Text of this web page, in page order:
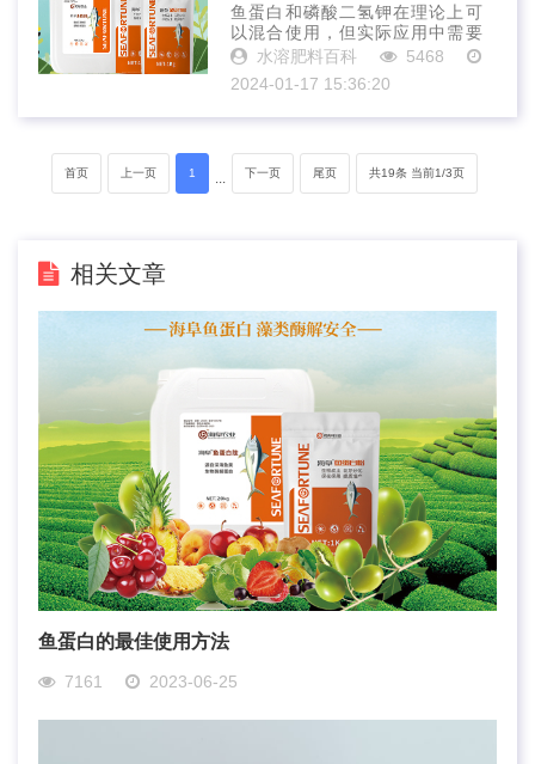
鱼蛋白和磷酸二氢钾在理论上可
以混合使用，但实际应用中需要
注意比例、浓度和其他因素。建
两种肥料，避免造成浪费或对植
物造成伤害。同时，对于具体的
水溶肥料百科
5468
2024-01-17 15:36:20
首页 上一页 1
···
下一页 尾页 共19条 当前1/3页
相关文章
鱼蛋白的最佳使用方法
7161 2023-06-25